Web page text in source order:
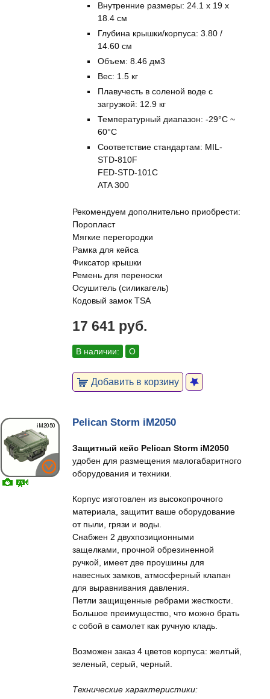
Внутренние размеры: 24.1 x 19 x
18.4 см
Глубина крышки/корпуса: 3.80 /
14.60 см
Объем: 8.46 дм3
Вес: 1.5 кг
Плавучесть в соленой воде с
загрузкой: 12.9 кг
Температурный диапазон: -29°C ~
60°C
Соответствие стандартам: MIL-
STD-810F
FED-STD-101C
ATA 300
Рекомендуем дополнительно приобрести:
Поропласт
Мягкие перегородки
Рамка для кейса
Фиксатор крышки
Ремень для переноски
Осушитель (силикагель)
Кодовый замок TSA
17 641 руб.
В наличии: О
Добавить в корзину
Pelican Storm iM2050
Защитный кейс Pelican Storm iM2050
удобен для размещения малогабаритного
оборудования и техники.
Корпус изготовлен из высокопрочного
материала, защитит ваше оборудование
от пыли, грязи и воды.
Снабжен 2 двухпозиционными
защелками, прочной обрезиненной
ручкой, имеет две проушины для
навесных замков, атмосферный клапан
для выравнивания давления.
Петли защищенные ребрами жесткости.
Большое преимущество, что можно брать
с собой в самолет как ручную кладь.
Возможен заказ 4 цветов корпуса: желтый,
зеленый, серый, черный.
Технические характеристики: